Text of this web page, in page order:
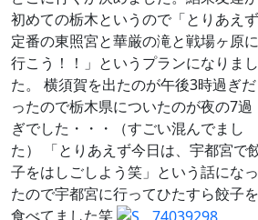
初めての栃木というので「とりあえず
定番の東照宮と華厳の滝と戦場ヶ原に
行こう！！」というプランになりまし
た。 横須賀を出たのが午後3時過ぎだ
ったので栃木県についたのが夜の7過
ぎでした・・・（すごい混んでまし
た） 「とりあえず今日は、宇都宮で
子をはしごしよう笑」という話になっ
たので宇都宮に行ってひたすら餃子を
食べてました笑